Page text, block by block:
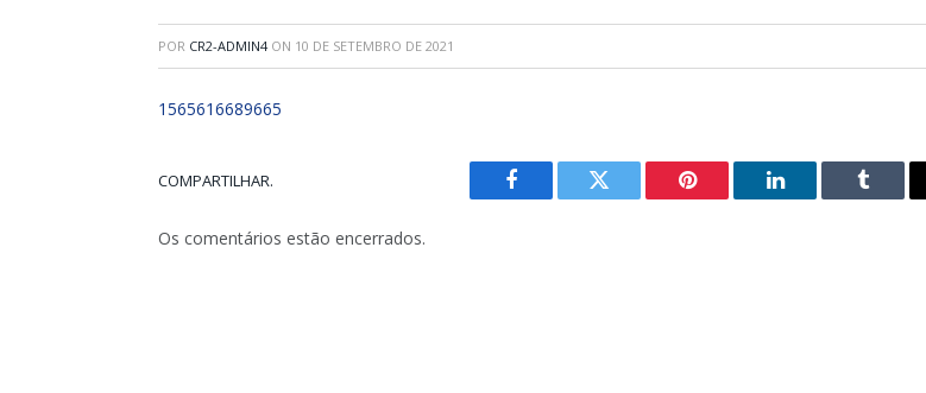
POR CR2-ADMIN4 ON 10 DE SETEMBRO DE 2021
1565616689665
COMPARTILHAR.
Facebook Twitter Pinterest LinkedIn Tumblr
Os comentários estão encerrados.